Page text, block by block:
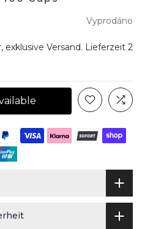
Vyprodáno
exklusive Versand. Lieferzeit 2